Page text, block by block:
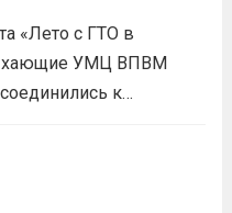
«Лето с ГТО в
УМЦ ВПВМ
к
проверкой